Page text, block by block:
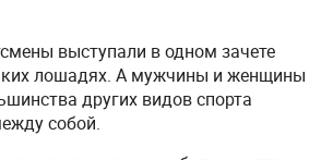
выступали в одном зачете
лошадях. А мужчины и женщины
других видов спорта
собой.